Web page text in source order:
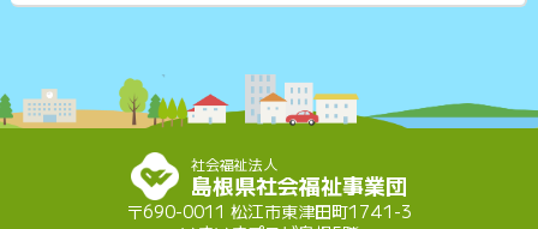
社会福祉法人
島根県社会福祉事業団
〒690-0011 松江市東津田町1741-3